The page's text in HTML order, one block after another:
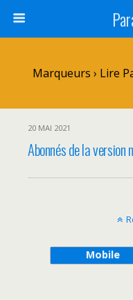
Marqueurs › Lire
20 MAI 2021
Abonnés de la version
Mobile